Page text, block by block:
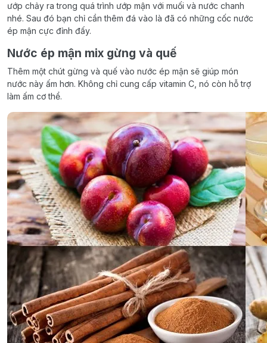
ướp chảy ra trong quá trình ướp mận với muối và nước chanh
nhé. Sau đó bạn chỉ cần thêm đá vào là đã có những cốc nước
ép mận cực đỉnh đấy.
Nước ép mận mix gừng và quế
Thêm một chút gừng và quế vào nước ép mận sẽ giúp món
nước này ấm hơn. Không chỉ cung cấp vitamin C, nó còn hỗ trợ
làm ấm cơ thể.